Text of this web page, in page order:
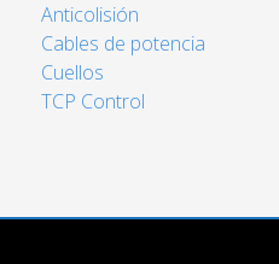
Anticolisión
Cables de potencia
Cuellos
TCP Control